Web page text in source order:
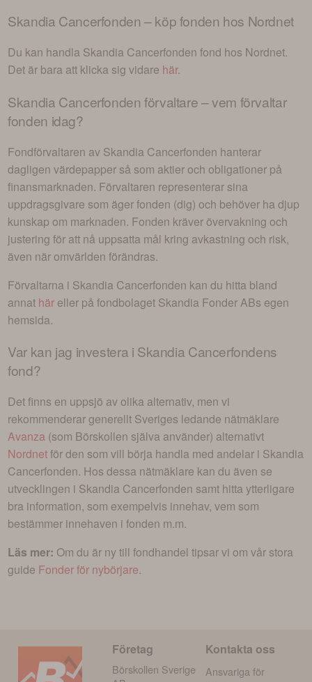
Skandia Cancerfonden – köp fonden hos Nordnet
Du kan handla Skandia Cancerfonden fond hos Nordnet.
Det är bara att klicka sig vidare här.
Skandia Cancerfonden förvaltare – vem förvaltar
fonden idag?
Fondförvaltaren av Skandia Cancerfonden hanterar
dagligen värdepapper så som aktier och obligationer på
finansmarknaden. Förvaltaren representerar sina
uppdragsgivare som äger fonden (dig) och behöver ha djup
kunskap om marknaden. Fonden kräver övervakning och
justering för att nå uppsatta mål kring avkastning och risk,
även när omvärlden förändras.
Förvaltarna i Skandia Cancerfonden kan du hitta bland
annat här eller på fondbolaget Skandia Fonder ABs egen
hemsida.
Var kan jag investera i Skandia Cancerfondens
fond?
Det finns en uppsjö av olika alternativ, men vi
rekommenderar generellt Sveriges ledande nätmäklare
Avanza (som Börskollen själva använder) alternativt
Nordnetför den som vill börja handla med andelar i Skandia
Cancerfonden. Hos dessa nätmäklare kan du även se
utvecklingen i Skandia Cancerfonden samt hitta ytterligare
bra information, som exempelvis innehav, vem som
bestämmer innehaven i fonden m.m.
Läs mer: Om du är ny till fondhandel tipsar vi om vår stora
guide Fonder för nybörjare.
Företag
Börskollen Sverige
Kontakta oss
Ansvariga för